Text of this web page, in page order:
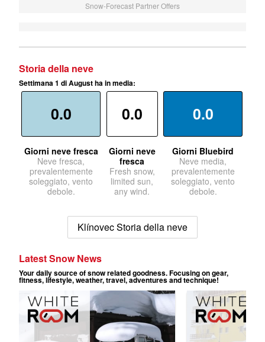
Snow-Forecast Partner Offers
Storia della neve
Settimana 1 di August ha in media:
0.0
Giorni neve fresca
Neve fresca,
prevalentemente
soleggiato, vento
debole.
0.0
Giorni neve
fresca
Fresh snow,
limited sun,
any wind.
0.0
Giorni Bluebird
Neve media,
prevalentemente
soleggiato, vento
debole.
Klínovec Storia della neve